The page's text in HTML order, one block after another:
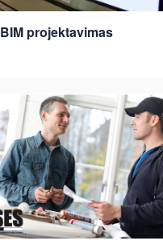
BIM projektavimas